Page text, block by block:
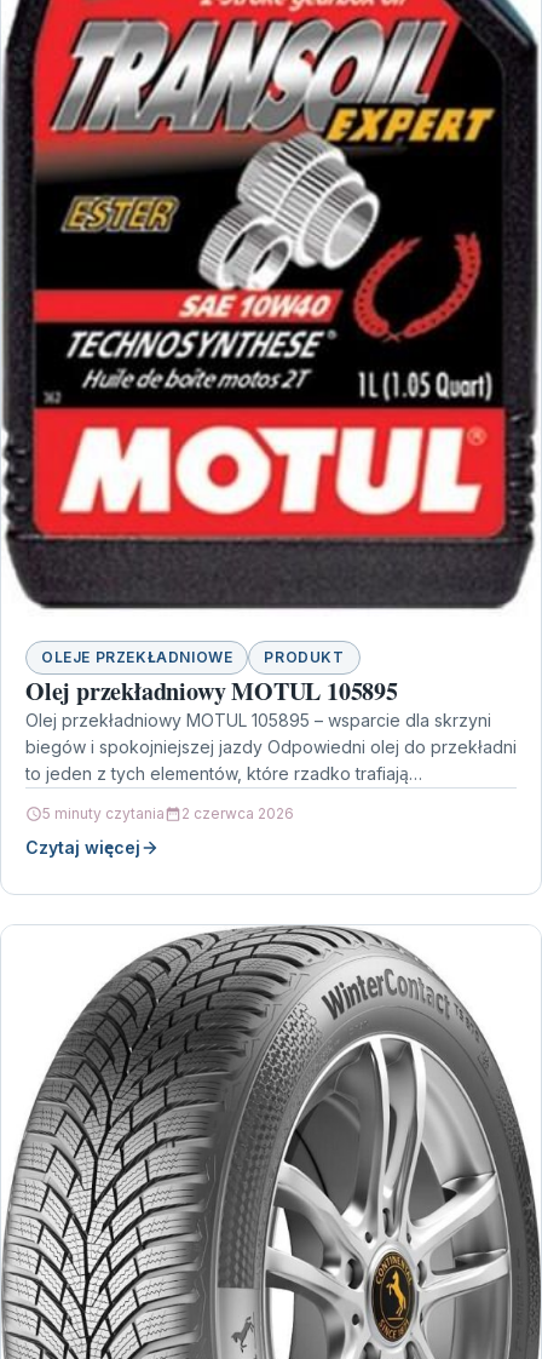
OLEJE PRZEKŁADNIOWE PRODUKT
Olej przekładniowy MOTUL 105895
Olej przekładniowy MOTUL 105895 – wsparcie dla skrzyni
biegów i spokojniejszej jazdy Odpowiedni olej do przekładni
to jeden z tych elementów, które rzadko trafiają…
5 minuty czytania 2 czerwca 2026
Czytaj więcej